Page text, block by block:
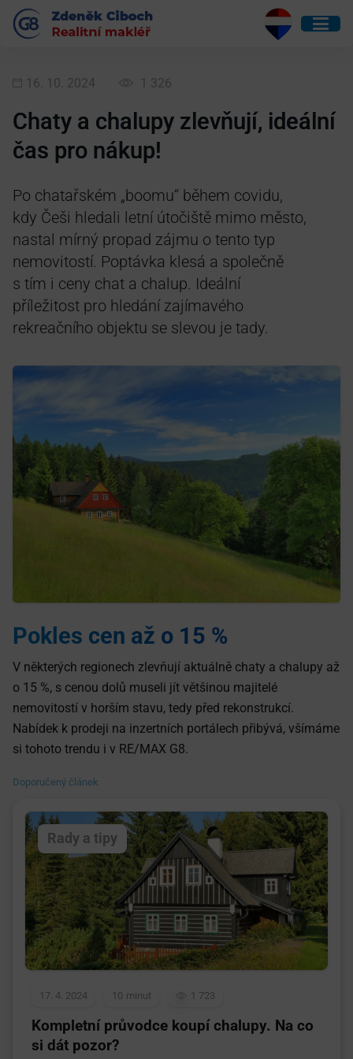
16. 10. 2024 1 326
Chaty a chalupy zlevňují, ideální
čas pro nákup!
Po chatařském „boomu“ během covidu,
kdy Češi hledali letní útočiště mimo město,
nastal mírný propad zájmu o tento typ
nemovitostí. Poptávka klesá a společně
s tím i ceny chat a chalup. Ideální
příležitost pro hledání zajímavého
rekreačního objektu se slevou je tady.
Pokles cen až o 15 %
V některých regionech zlevňují aktuálně chaty a chalupy až
o 15 %, s cenou dolů museli jít většinou majitelé
nemovitostí v horším stavu, tedy před rekonstrukcí.
Nabídek k prodeji na inzertních portálech přibývá, všímáme
si tohoto trendu i v RE/MAX G8.
Doporučený článek
17. 4. 2024 10 1 723
Kompletní průvodce koupí chalupy. Na co
si dát pozor?
Rady a tipy